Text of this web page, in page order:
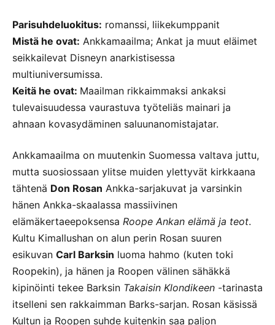
Parisuhdeluokitus: romanssi, liikekumppanit
Mistä he ovat: Ankkamaailma; Ankat ja muut eläimet
seikkailevat Disneyn anarkistisessa
multiuniversumissa.
Keitä he ovat: Maailman rikkaimmaksi ankaksi
tulevaisuudessa vaurastuva työteliäs mainari ja
ahnaan kovasydäminen saluunanomistajatar.
Ankkamaailma on muutenkin Suomessa valtava juttu,
mutta suosiossaan ylitse muiden ylettyvät kirkkaana
tähtenä Don Rosan Ankka-sarjakuvat ja varsinkin
hänen Ankka-skaalassa massiivinen
elämäkertaeepoksensa Roope Ankan elämä ja teot.
Kultu Kimallushan on alun perin Rosan suuren
esikuvan Carl Barksin luoma hahmo (kuten toki
Roopekin), ja hänen ja Roopen välinen sähäkkä
kipinöinti tekee Barksin Takaisin Klondikeen -tarinasta
itselleni sen rakkaimman Barks-sarjan. Rosan käsissä
Kultun ja Roopen suhde kuitenkin saa paljon